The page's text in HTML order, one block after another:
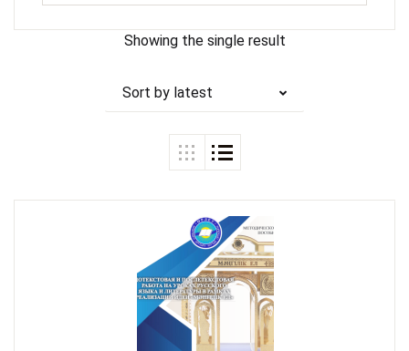
Showing the single result
Sort by latest